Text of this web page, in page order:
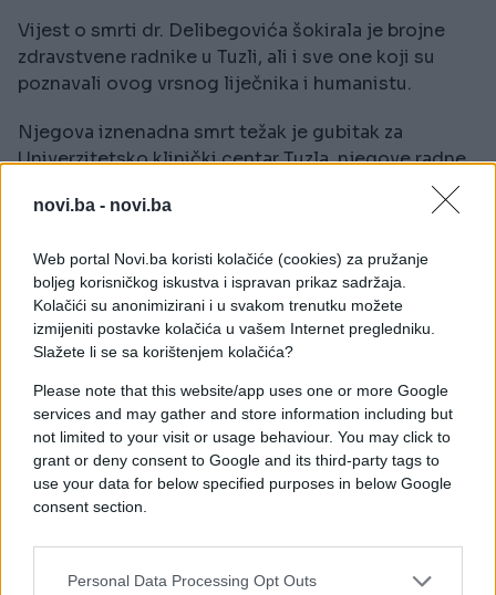
novi.ba - novi.ba
Web portal Novi.ba koristi kolačiće (cookies) za pružanje
boljeg korisničkog iskustva i ispravan prikaz sadržaja.
Kolačići su anonimizirani i u svakom trenutku možete
izmijeniti postavke kolačića u vašem Internet pregledniku.
Slažete li se sa korištenjem kolačića?
Please note that this website/app uses one or more Google
services and may gather and store information including but
not limited to your visit or usage behaviour. You may click to
grant or deny consent to Google and its third-party tags to
use your data for below specified purposes in below Google
consent section.
Personal Data Processing Opt Outs
Vijest o smrti dr. Delibegovića šokirala je brojne
zdravstvene radnike u Tuzli, ali i sve one koji su
poznavali ovog vrsnog liječnika i humanistu.
Njegova iznenadna smrt težak je gubitak za
Univerzitetsko klinički centar Tuzla, njegove radne
bit će objavljeni naknadno, rečeno je Feni.
#doktor #preminuo
#Adnan Delibegović